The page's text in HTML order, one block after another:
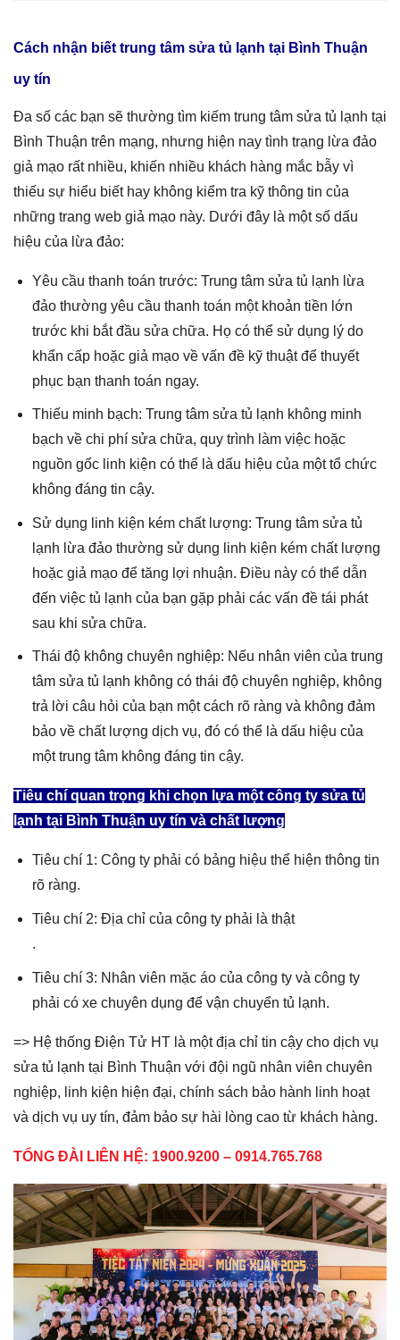
Cách nhận biết trung tâm sửa tủ lạnh tại Bình Thuận
uy tín
Đa số các bạn sẽ thường tìm kiếm trung tâm sửa tủ lạnh tại
Bình Thuận trên mạng, nhưng hiện nay tình trạng lừa đảo
giả mạo rất nhiều, khiến nhiều khách hàng mắc bẫy vì
thiếu sự hiểu biết hay không kiểm tra kỹ thông tin của
những trang web giả mạo này. Dưới đây là một số dấu
hiệu của lừa đảo:
Yêu cầu thanh toán trước: Trung tâm sửa tủ lạnh lừa
đảo thường yêu cầu thanh toán một khoản tiền lớn
trước khi bắt đầu sửa chữa. Họ có thể sử dụng lý do
khẩn cấp hoặc giả mạo về vấn đề kỹ thuật để thuyết
phục bạn thanh toán ngay.
Thiếu minh bạch: Trung tâm sửa tủ lạnh không minh
bạch về chi phí sửa chữa, quy trình làm việc hoặc
nguồn gốc linh kiện có thể là dấu hiệu của một tổ chức
không đáng tin cậy.
Sử dụng linh kiện kém chất lượng: Trung tâm sửa tủ
lạnh lừa đảo thường sử dụng linh kiện kém chất lượng
hoặc giả mạo để tăng lợi nhuận. Điều này có thể dẫn
đến việc tủ lạnh của bạn gặp phải các vấn đề tái phát
sau khi sửa chữa.
Thái độ không chuyên nghiệp: Nếu nhân viên của trung
tâm sửa tủ lạnh không có thái độ chuyên nghiệp, không
trả lời câu hỏi của bạn một cách rõ ràng và không đảm
bảo về chất lượng dịch vụ, đó có thể là dấu hiệu của
một trung tâm không đáng tin cậy.
Tiêu chí quan trọng khi chọn lựa một công ty sửa tủ
lạnh tại Bình Thuận uy tín và chất lượng
Tiêu chí 1: Công ty phải có bảng hiệu thể hiện thông tin
rõ ràng.
Tiêu chí 2: Địa chỉ của công ty phải là thật
.
Tiêu chí 3: Nhân viên mặc áo của công ty và công ty
phải có xe chuyên dụng để vận chuyển tủ lạnh.
=> Hệ thống Điện Tử HT là một địa chỉ tin cậy cho dịch vụ
sửa tủ lạnh tại Bình Thuận với đội ngũ nhân viên chuyên
nghiệp, linh kiện hiện đại, chính sách bảo hành linh hoạt
và dịch vụ uy tín, đảm bảo sự hài lòng cao từ khách hàng.
TỔNG ĐÀI LIÊN HỆ: 1900.9200 – 0914.765.768